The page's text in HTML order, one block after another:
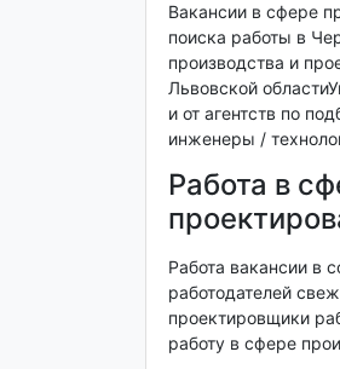
Вакансии в сфере
поиска работы в
производства и
Львовской
и от агентств по
инженеры /
Работа в
Работа вакансии в
работодателей
проектировщики
работу в сфере